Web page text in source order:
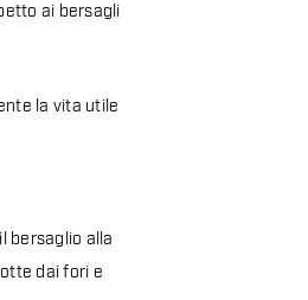
ai bersagli
la vita utile
bersaglio alla
dai fori e